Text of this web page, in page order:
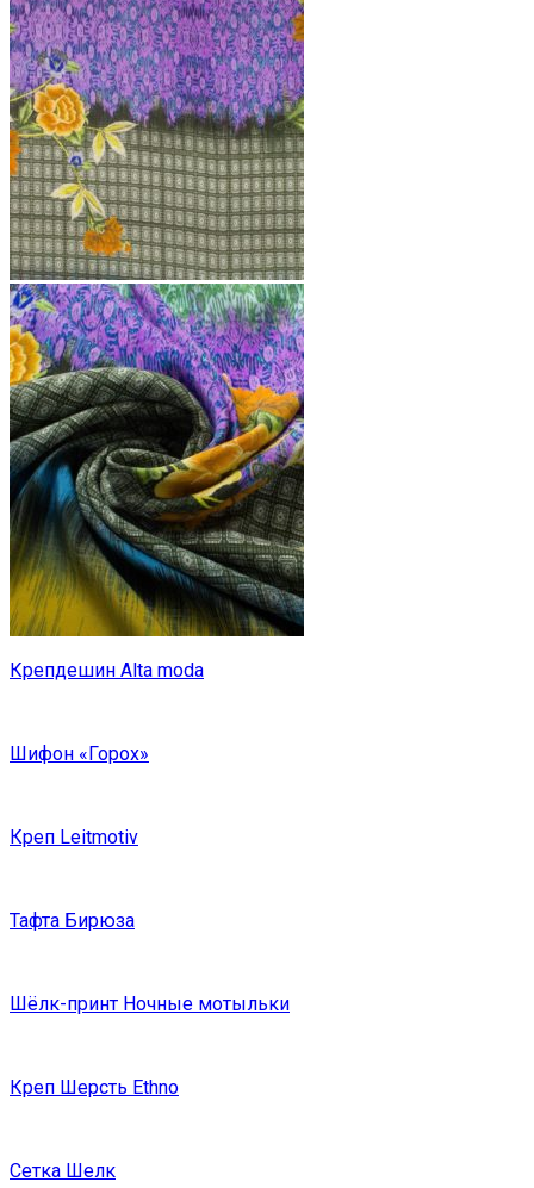
Крепдешин Alta moda
Шифон «Горох»
Креп Leitmotiv
Тафта Бирюза
Шёлк-принт Ночные мотыльки
Креп Шерсть Ethno
Сетка Шелк